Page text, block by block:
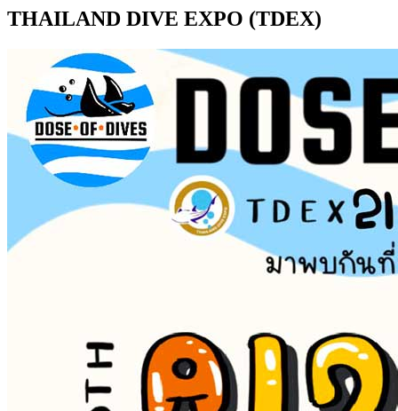
THAILAND DIVE EXPO (TDEX)